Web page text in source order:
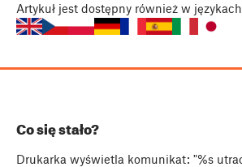
Artykuł jest dostępny również w
Co się stało?
Drukarka wyświetla komunikat: "%s